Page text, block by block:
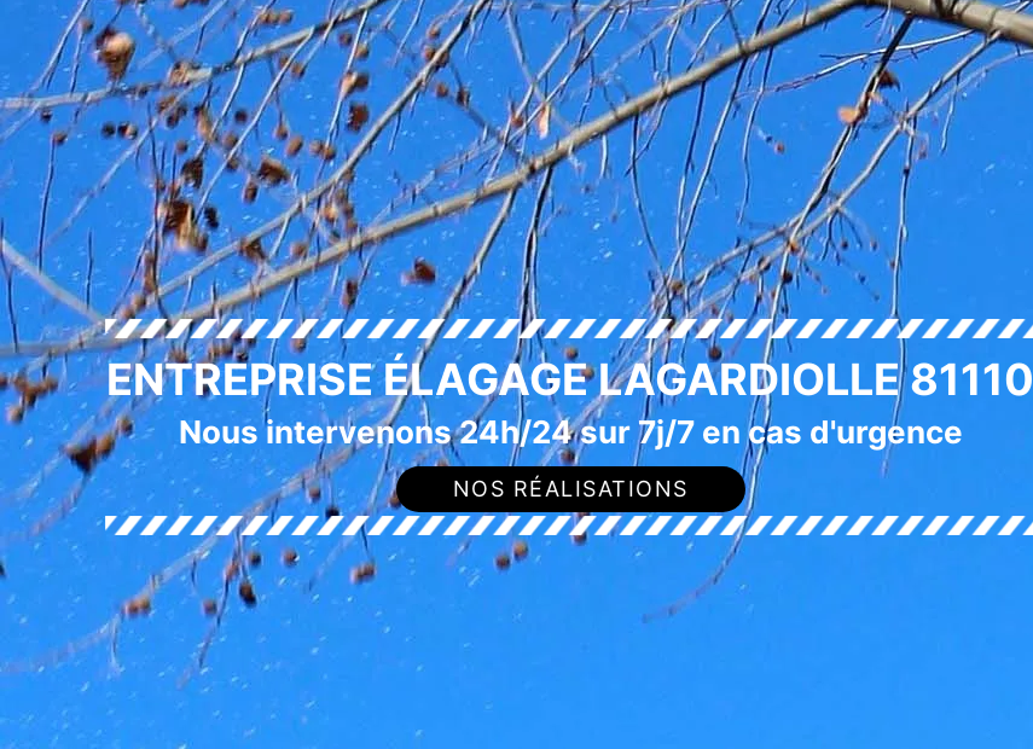
ENTREPRISE ÉLAGAGE LAGARDIOLLE 81110
Nous intervenons 24h/24 sur 7j/7 en cas d'urgence
NOS RÉALISATIONS